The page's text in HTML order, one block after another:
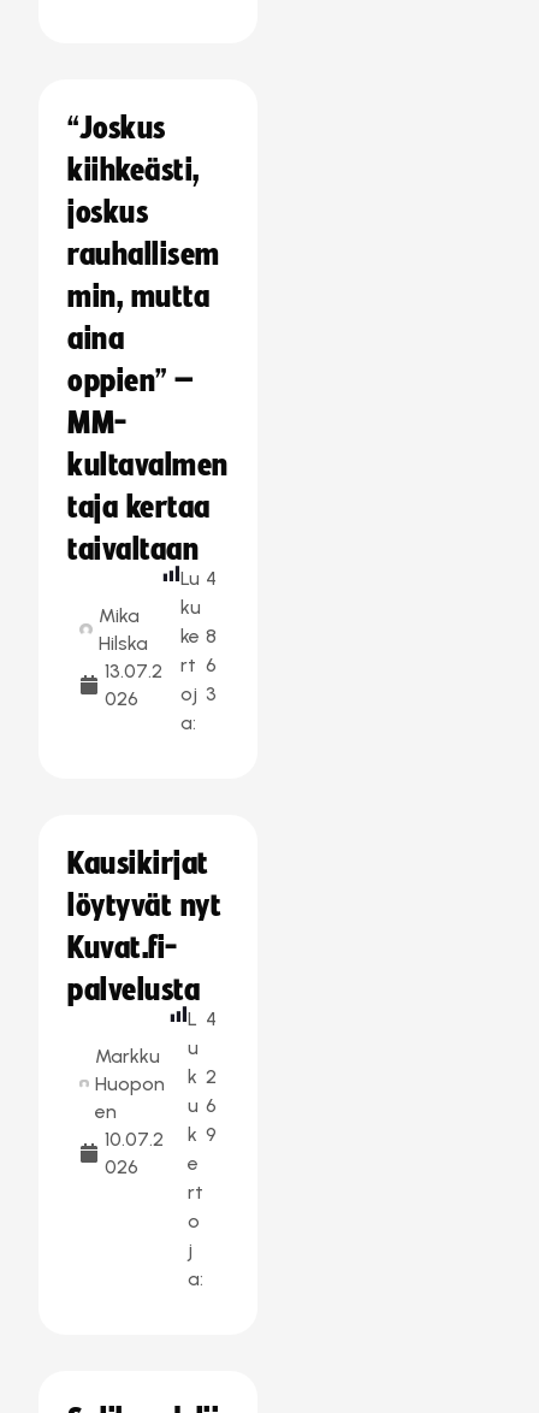
“Joskus
kiihkeästi,
joskus
rauhallisem
min, mutta
aina
oppien” –
MM-
kultavalmen
taja kertaa
taivaltaan
Mika
Hilska
13.07.2
026
Lu
ku
ke
rt
oj
a:
4
8
6
3
Kausikirjat
löytyvät nyt
Kuvat.fi-
palvelusta
Markku
Huopon
en
10.07.2
026
L
u
k
u
k
e
rt
o
j
a:
4
2
6
9